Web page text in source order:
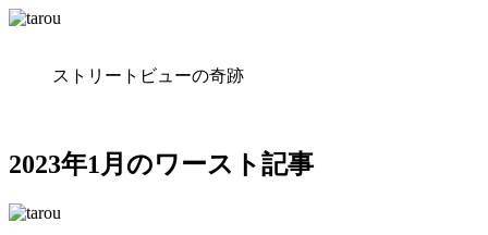
ストリートビューの奇跡
2023年1月のワースト記事